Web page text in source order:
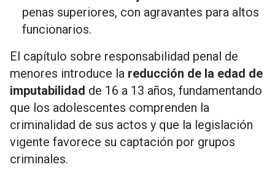
penas superiores, con agravantes para altos
funcionarios.
El capítulo sobre responsabilidad penal de
menores introduce la reducción de la edad de
imputabilidad de 16 a 13 años, fundamentando
que los adolescentes comprenden la
criminalidad de sus actos y que la legislación
vigente favorece su captación por grupos
criminales.